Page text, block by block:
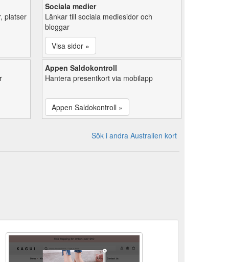
platser
Sociala medier
Länkar till sociala mediesidor och
bloggar
Visa sidor »
Appen Saldokontroll
Hantera presentkort via mobilapp
Appen Saldokontroll »
Sök i andra Australien kort